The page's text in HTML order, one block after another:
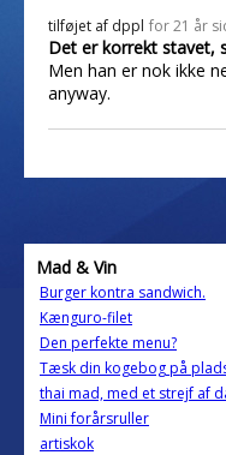
tilføjet af dppl for 21 år
Det er korrekt stavet,
Men han er nok ikke
anyway.
Mad & Vin
Burger kontra sandwich.
Kænguro-filet
Den perfekte menu?
Tæsk din kogebog på
thai mad, med et strejf af
Mini forårsruller
artiskok